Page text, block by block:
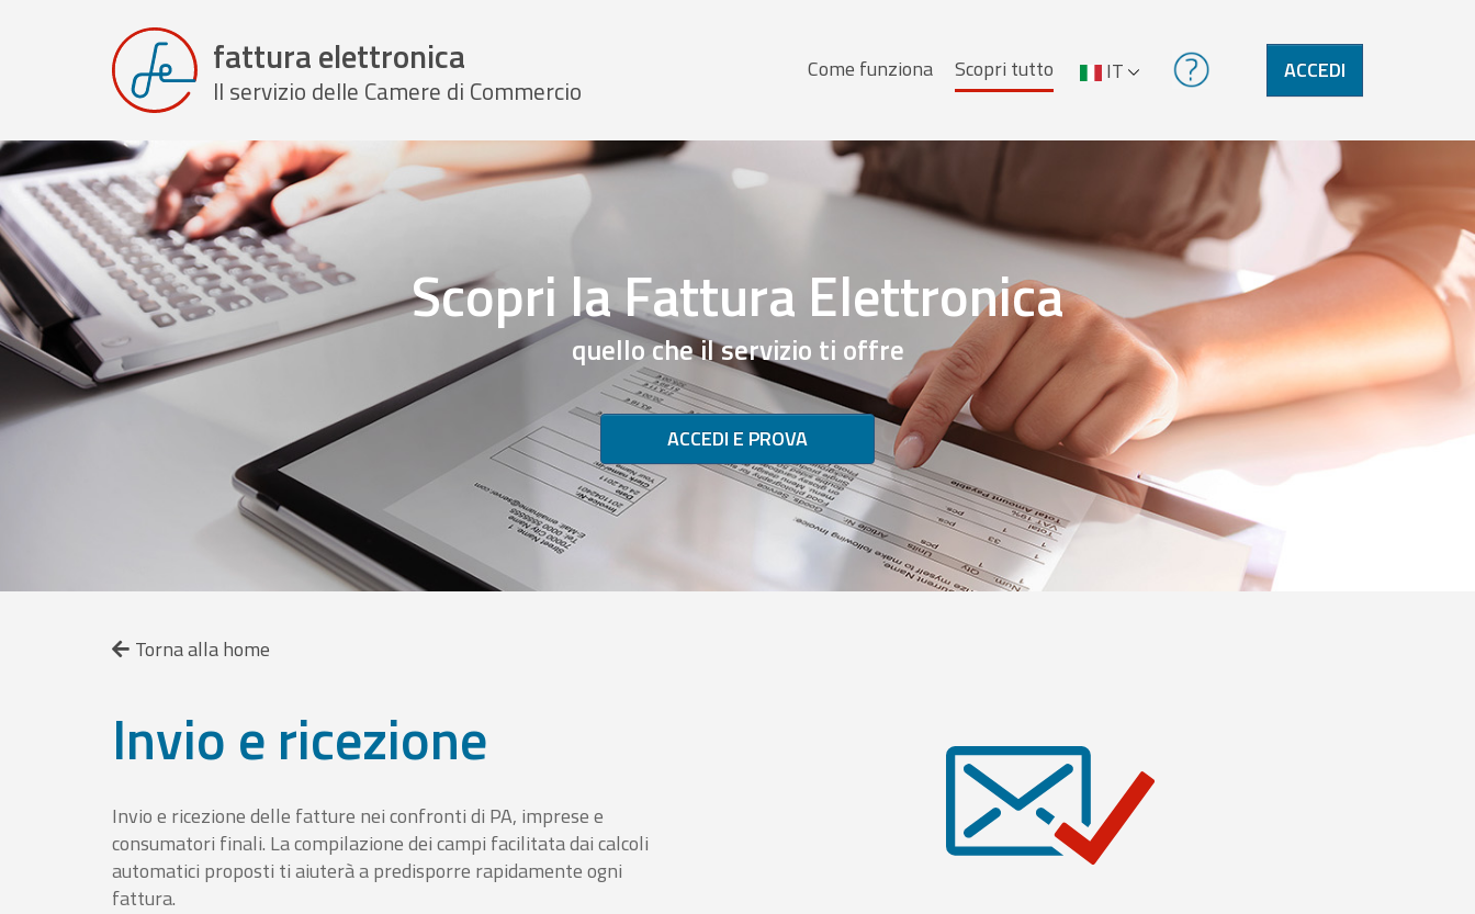
fattura elettronica
Il servizio delle Camere di Commercio Menu
principale
Come funziona Scopri tutto IT ACCEDI
Scopri la Fattura Elettronica
quello che il servizio ti offre
ACCEDI E PROVA
Torna alla home
Invio e ricezione
Invio e ricezione delle fatture nei confronti di PA, imprese e
consumatori finali. La compilazione dei campi facilitata dai calcoli
automatici proposti ti aiuterà a predisporre rapidamente ogni
fattura.